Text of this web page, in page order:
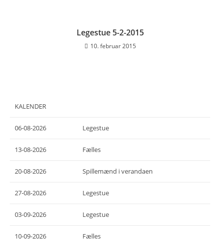
Legestue 5-2-2015
10. februar 2015
KALENDER
06-08-2026 Legestue
13-08-2026 Fælles
20-08-2026 Spillemænd i verandaen
27-08-2026 Legestue
03-09-2026 Legestue
10-09-2026 Fælles